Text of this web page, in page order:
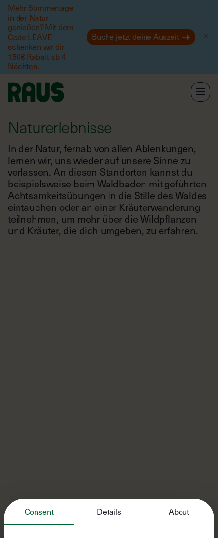
Consent Details About
Mehr Sommertage
in der Natur
genießen? Mit dem
Code LEAVE
schenken wir dir
150€ Rabatt ab 4
Nächten.
Buche jetzt deine Auszeit
Hilfe
Naturerlebnisse
In der Natur, fernab von allen Ablenkungen,
lernen wir, uns wieder auf unsere Sinne zu
verlassen. An diesen Standorten kannst du
beispielsweise beim Waldbaden mit geführten
Achtsamkeitsübungen in die Stille des Waldes
eintauchen oder an einer Kräuterwanderung
teilnehmen, um mehr über die Wildpflanzen
und Kräuter, die dich umgeben, zu erfahren.